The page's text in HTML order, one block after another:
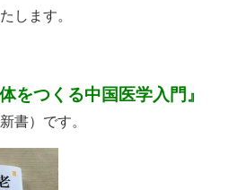
します。
をつくる中国医学入門』
書）です。